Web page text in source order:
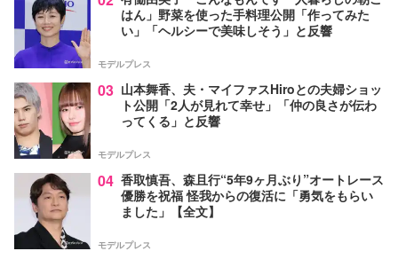
はん」野菜を使った手料理公開「作ってみた
い」「ヘルシーで美味しそう」と反響
モデルプレス
03 山本舞香、夫・マイファスHiroとの夫婦ショッ
ト公開「2人が見れて幸せ」「仲の良さが伝わ
ってくる」と反響
モデルプレス
04 香取慎吾、森且行“5年9ヶ月ぶり”オートレース
優勝を祝福 怪我からの復活に「勇気をもらい
ました」【全文】
モデルプレス